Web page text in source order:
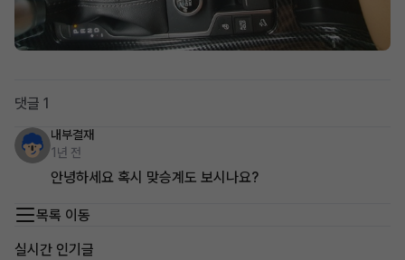
댓글 1
내부결재
1년 전
안녕하세요 혹시 맞승계도 보시나요?
목록 이동
실시간 인기글